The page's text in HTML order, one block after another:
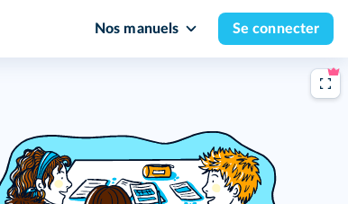
Nos manuels Se connecter